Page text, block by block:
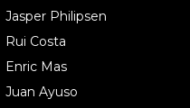
Jasper Philipsen
Rui Costa
Enric Mas
Juan Ayuso